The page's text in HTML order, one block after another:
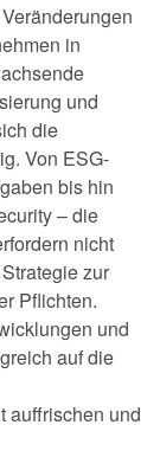
in
und
die
Von ESG-
bis hin
– die
nicht
zur
Pflichten.
und
auf die
auffrischen und